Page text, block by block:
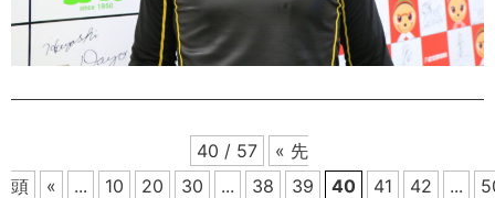
40 / 57
« 先
頭
« ... 10 20 30 ... 38 39 40 41 42 ...